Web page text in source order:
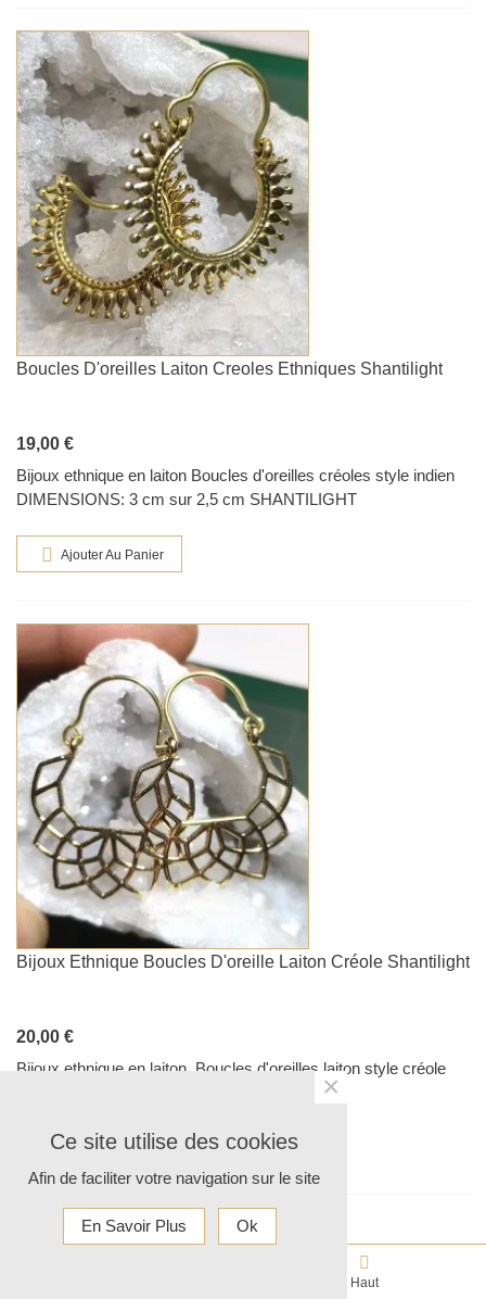
Boucles D'oreilles Laiton Creoles Ethniques Shantilight
19,00 €
Bijoux ethnique en laiton Boucles d'oreilles créoles style indien
DIMENSIONS: 3 cm sur 2,5 cm SHANTILIGHT
Ajouter Au Panier
Bijoux Ethnique Boucles D'oreille Laiton Créole Shantilight
20,00 €
Bijoux ethnique en laiton. Boucles d'oreilles laiton style créole
DIMENSIONS: 4 cm sur 3 cm SHANTILIGHT
Ajouter Au Panier
Haut
Ce site utilise des cookies
Afin de faciliter votre navigation sur le site
En Savoir Plus Ok
×